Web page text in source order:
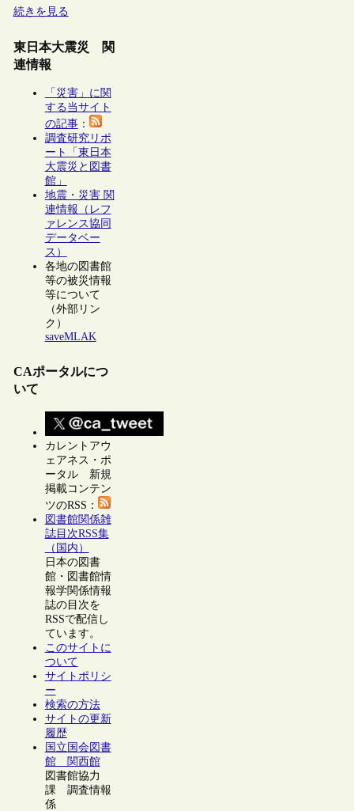
続きを見る
東日本大震災 関
連情報
「災害」に関
する当サイト
の記事：
調査研究リポ
ート「東日本
大震災と図書
館」
地震・災害 関
連情報（レフ
ァレンス協同
データベー
ス）
各地の図書館
等の被災情報
等について
（外部リン
ク）
saveMLAK
CAポータルにつ
いて
カレントアウ
ェアネス・ポ
ータル 新規
掲載コンテン
ツのRSS：
図書館関係雑
誌目次RSS集
（国内）
日本の図書
館・図書館情
報学関係情報
誌の目次を
RSSで配信し
ています。
このサイトに
ついて
サイトポリシ
ー
検索の方法
サイトの更新
履歴
国立国会図書
館 関西館
図書館協力
課 調査情報
係